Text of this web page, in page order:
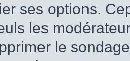
ses options.
les
le